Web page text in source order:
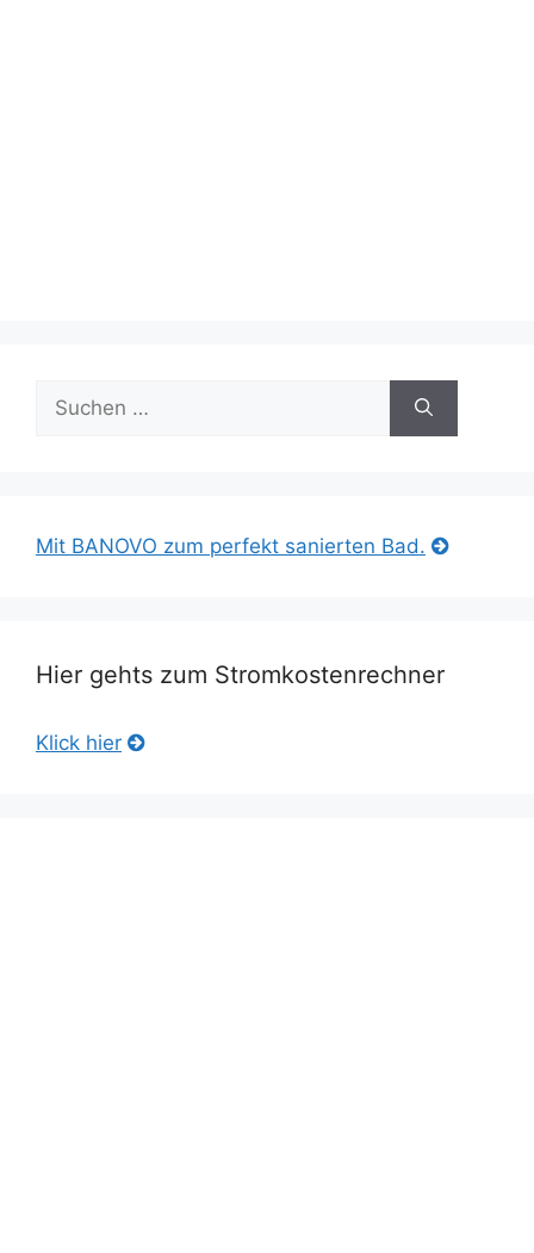
Suche
nach:
Mit BANOVO zum perfekt sanierten Bad.
Hier gehts zum Stromkostenrechner
Klick hier